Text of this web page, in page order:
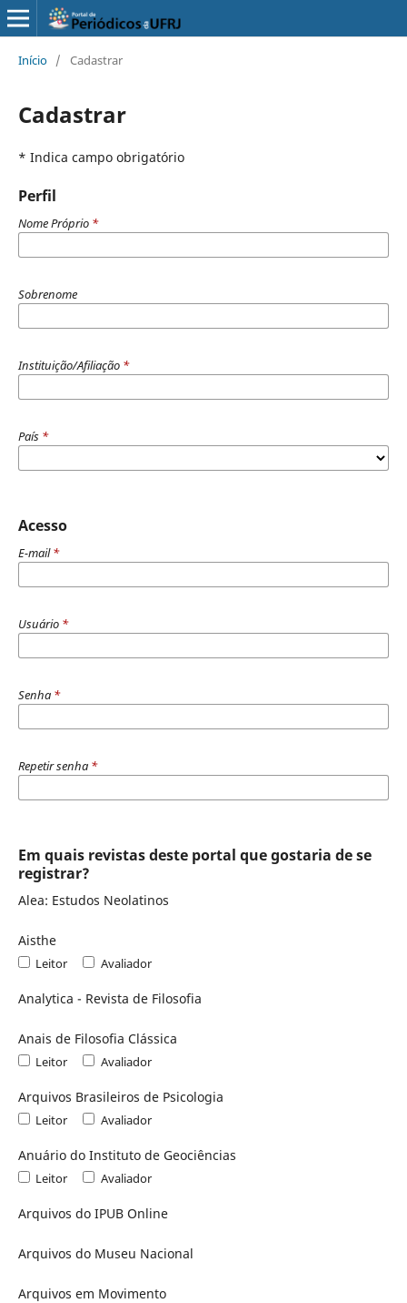
Início / Cadastrar
Cadastrar
* Indica campo obrigatório
Perfil
Nome Próprio *
Sobrenome
Instituição/Afiliação *
País *
Acesso
E-mail*
Usuário *
Senha *
Repetir senha *
Em quais revistas deste portal que gostaria de se
registrar?
Alea: Estudos Neolatinos
Aisthe
Leitor Avaliador
Analytica - Revista de Filosofia
Anais de Filosofia Clássica
Leitor Avaliador
Arquivos Brasileiros de Psicologia
Leitor Avaliador
Anuário do Instituto de Geociências
Leitor Avaliador
Arquivos do IPUB Online
Arquivos do Museu Nacional
Arquivos em Movimento